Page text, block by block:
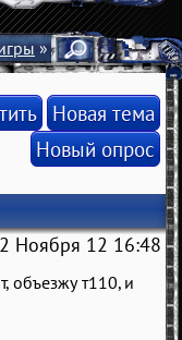
» World of Tanks
Новая тема
Новый опрос
Ноября 12 16:48
объезжу т110, и